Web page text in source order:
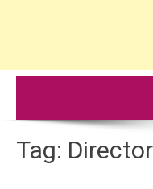
Tag: